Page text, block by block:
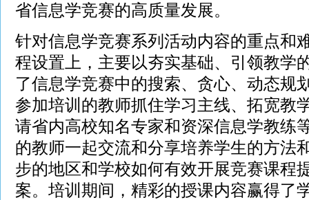
省信息学竞赛的高质量发展。
针对信息学竞赛系列活动内容的重点和
程设置上，主要以夯实基础、引领教学
了信息学竞赛中的搜索、贪心、动态规
参加培训的教师抓住学习主线、拓宽教
请省内高校知名专家和资深信息学教练
的教师一起交流和分享培养学生的方法
步的地区和学校如何有效开展竞赛课程
案。培训期间，精彩的授课内容赢得了